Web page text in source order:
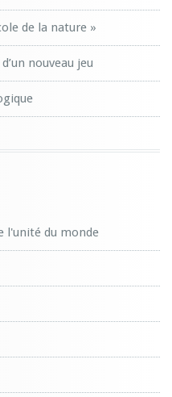
de la nature »
nouveau jeu
l'unité du monde